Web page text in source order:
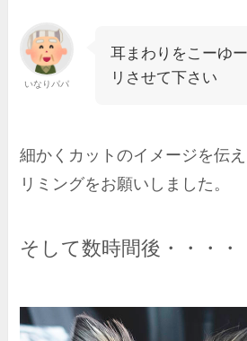
いなりパパ
耳まわりをこーゆ
リさせて下さい
細かくカットのイメージを伝
リミングをお願いしました。
そして数時間後・・・・